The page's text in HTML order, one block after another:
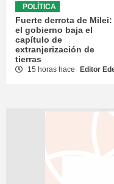
POLÍTICA
Fuerte derrota de Milei:
el gobierno baja el
capítulo de
extranjerización de
tierras
15 horas hace Editor